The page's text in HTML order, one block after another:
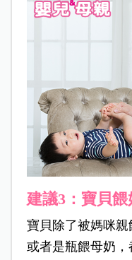
建議3：寶貝
寶貝除了被媽咪親
或者是瓶餵母奶